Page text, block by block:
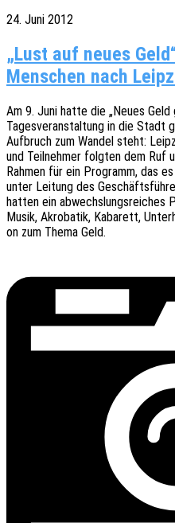
24. Juni 2012
„Lust auf neues
Menschen nach
Am 9. Juni hatte die „Neues
Tages­ver­an­stal­tung in die Stadt
Aufbruch zum Wandel steht:
und Teil­neh­mer folg­ten dem Ruf
Rahmen für ein Programm, das
unter Leitung des
hatten ein abwechs­lungs­rei­ches
Musik, Akro­ba­tik, Kaba­rett,
on zum Thema Geld.